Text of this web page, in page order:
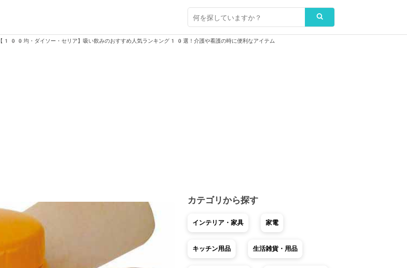
【100均・ダイソー・セリア】吸い飲みのおすすめ人気ランキング10選！介護や看護の時に便利なアイテム
カテゴリから探す
インテリア・家具 家電
キッチン用品 生活雑貨・用品